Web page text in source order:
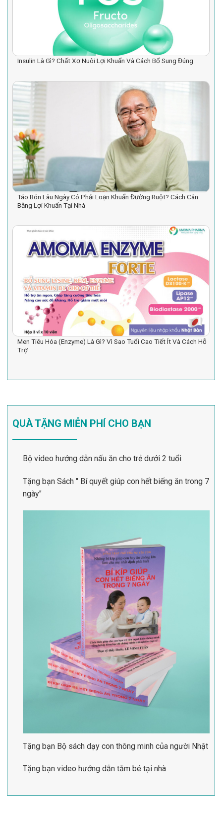
Insulin Là Gì? Chất Xơ Nuôi Lợi Khuẩn Và Cách Bổ Sung Đúng
Táo Bón Lâu Ngày Có Phải Loạn Khuẩn Đường Ruột? Cách Cân
Bằng Lợi Khuẩn Tại Nhà
Men Tiêu Hóa (Enzyme) Là Gì? Vì Sao Tuổi Cao Tiết Ít Và Cách Hỗ
Trợ
QUÀ TẶNG MIỄN PHÍ CHO BẠN
Bộ video hướng dẫn nấu ăn cho trẻ dưới 2 tuổi
Tặng bạn Sách " Bí quyết giúp con hết biếng ăn trong 7
ngày"
Tặng bạn Bộ sách dạy con thông minh của người Nhật
Tặng bạn video hướng dẫn tắm bé tại nhà